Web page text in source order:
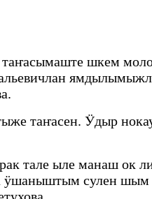
шкем
таҥасен. Ӱдыр
тале ыле манаш ок
сулен шым